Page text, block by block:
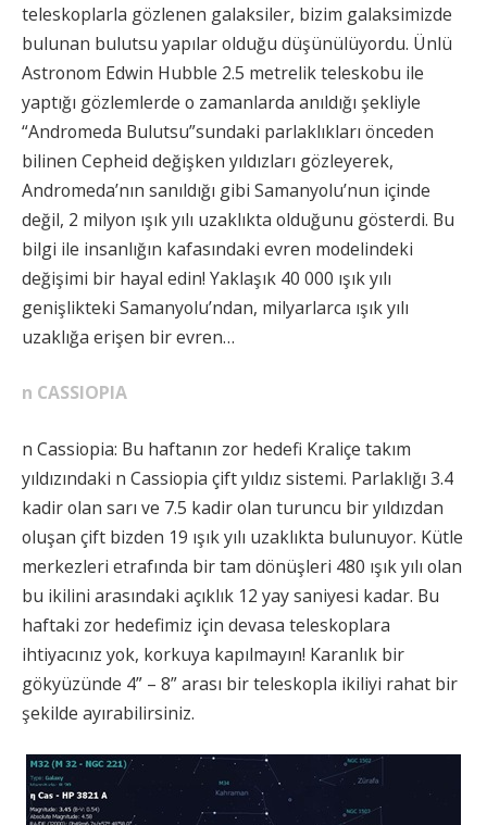
teleskoplarla gözlenen galaksiler, bizim galaksimizde
bulunan bulutsu yapılar olduğu düşünülüyordu. Ünlü
Astronom Edwin Hubble 2.5 metrelik teleskobu ile
yaptığı gözlemlerde o zamanlarda anıldığı şekliyle
“Andromeda Bulutsu”sundaki parlaklıkları önceden
bilinen Cepheid değişken yıldızları gözleyerek,
Andromeda’nın sanıldığı gibi Samanyolu’nun içinde
değil, 2 milyon ışık yılı uzaklıkta olduğunu gösterdi. Bu
bilgi ile insanlığın kafasındaki evren modelindeki
değişimi bir hayal edin! Yaklaşık 40 000 ışık yılı
genişlikteki Samanyolu’ndan, milyarlarca ışık yılı
uzaklığa erişen bir evren…
n CASSIOPIA
n Cassiopia: Bu haftanın zor hedefi Kraliçe takım
yıldızındaki n Cassiopia çift yıldız sistemi. Parlaklığı 3.4
kadir olan sarı ve 7.5 kadir olan turuncu bir yıldızdan
oluşan çift bizden 19 ışık yılı uzaklıkta bulunuyor. Kütle
merkezleri etrafında bir tam dönüşleri 480 ışık yılı olan
bu ikilini arasındaki açıklık 12 yay saniyesi kadar. Bu
haftaki zor hedefimiz için devasa teleskoplara
ihtiyacınız yok, korkuya kapılmayın! Karanlık bir
gökyüzünde 4” – 8” arası bir teleskopla ikiliyi rahat bir
şekilde ayırabilirsiniz.